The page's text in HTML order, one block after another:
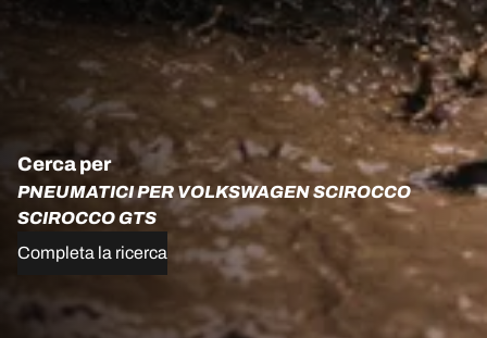
Cerca per
PNEUMATICI PER VOLKSWAGEN SCIROCCO
SCIROCCO GTS
Completa la ricerca